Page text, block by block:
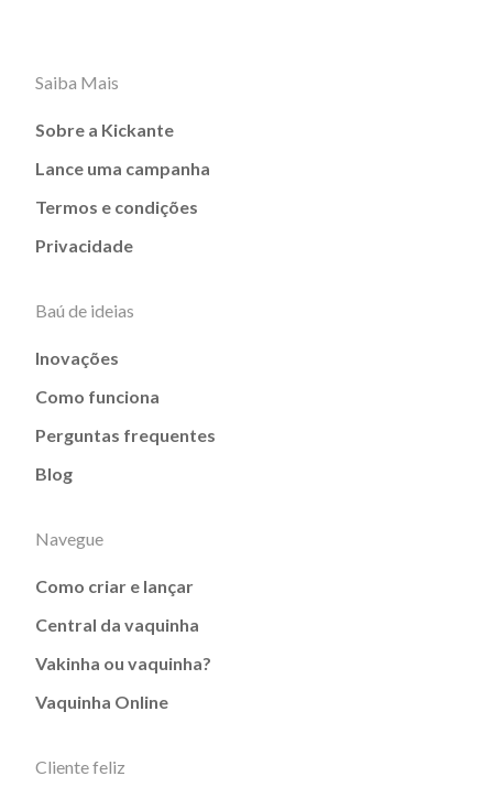
Saiba Mais
Sobre a Kickante
Lance uma campanha
Termos e condições
Privacidade
Baú de ideias
Inovações
Como funciona
Perguntas frequentes
Blog
Navegue
Como criar e lançar
Central da vaquinha
Vakinha ou vaquinha?
Vaquinha Online
Cliente feliz